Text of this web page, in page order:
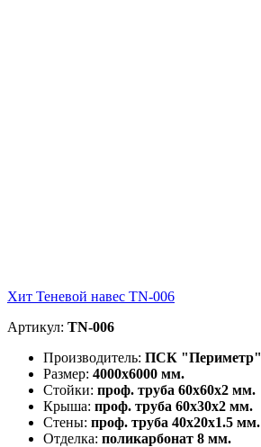
Хит Теневой навес TN-006
Артикул: TN-006
Производитель: ПСК "Периметр"
Размер: 4000х6000 мм.
Стойки: проф. труба 60х60х2 мм.
Крыша: проф. труба 60х30х2 мм.
Стены: проф. труба 40х20х1.5 мм.
Отделка: поликарбонат 8 мм.